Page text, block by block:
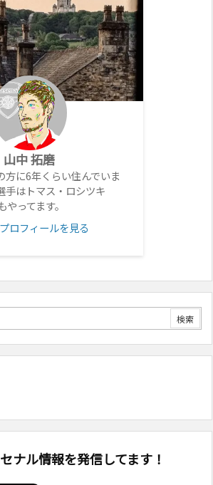
山中 拓磨
方に6年くらい住んでいま
手はトマス・ロシツキ
やってます。
ロフィールを見る
ナル情報を発信してます！